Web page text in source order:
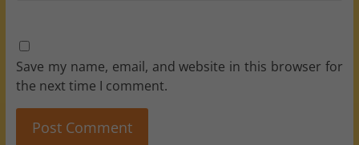
Save my name, email, and website in this browser for
the next time I comment.